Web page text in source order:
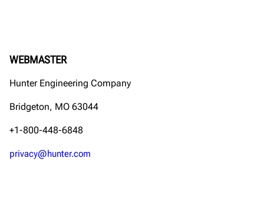
WEBMASTER
Hunter Engineering Company
Bridgeton, MO 63044
+1-800-448-6848
privacy@hunter.com